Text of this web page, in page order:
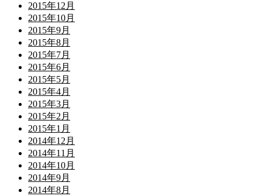
2015年12月
2015年10月
2015年9月
2015年8月
2015年7月
2015年6月
2015年5月
2015年4月
2015年3月
2015年2月
2015年1月
2014年12月
2014年11月
2014年10月
2014年9月
2014年8月